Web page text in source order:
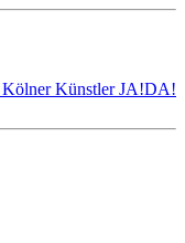
Kölner Künstler JA!DA!